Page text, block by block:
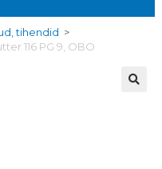
tihendid >
116 PG 9, OBO